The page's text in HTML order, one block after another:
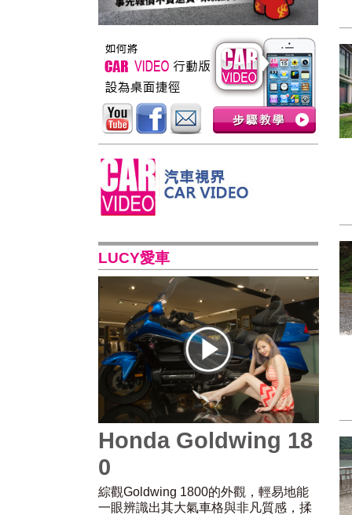
LUCY愛車
Honda Goldwing 18
0
綜觀Goldwing 1800的外觀，輕易地能
一眼辨識出其大氣車格與非凡質感，揉